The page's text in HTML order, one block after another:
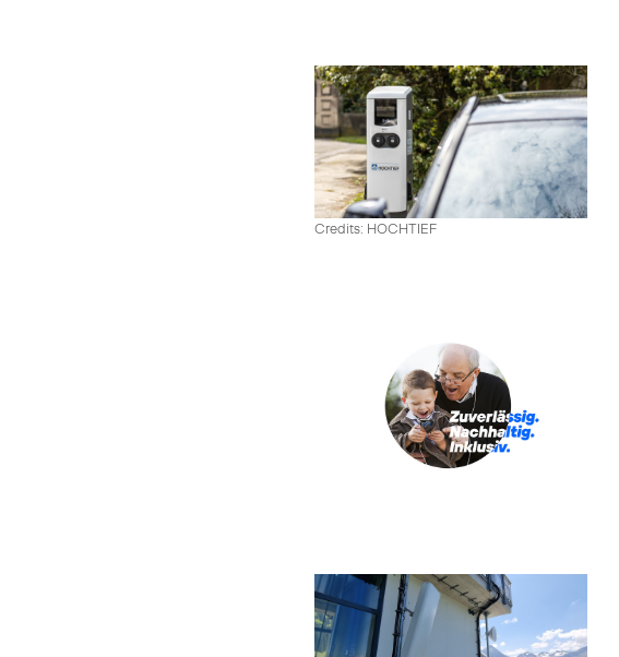
Credits: HOCHTIEF